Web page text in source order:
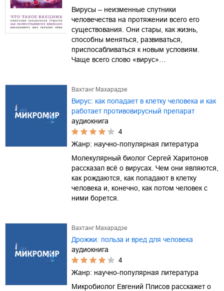
Вирусы – неизменные спутники
человечества на протяжении всего его
существования. Они стары, как жизнь,
способны меняться, развиваться,
приспосабливаться к новым условиям.
Чаще всего слово «вирус»…
Вахтанг Махарадзе
Вирус: как попадает в клетку человека и как
работает противовирусный препарат
аудиокнига
4
Жанр: научно-популярная литература
Молекулярный биолог Сергей Харитонов
рассказал всё о вирусах. Чем они являются,
как рождаются, как попадают в клетку
человека и, конечно, как потом человек с
ними борется.
Вахтанг Махарадзе
Дрожжи: польза и вред для человека
аудиокнига
4
Жанр: научно-популярная литература
Микробиолог Евгений Плисов расскажет о